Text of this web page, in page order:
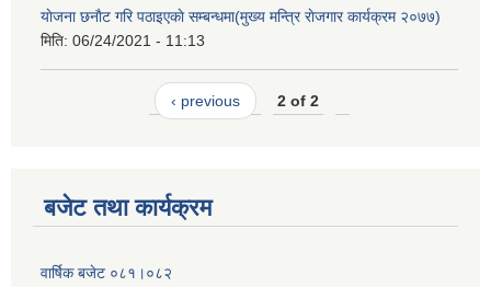
याेजना छनाैट गरि पठाइएकाे सम्बन्धमा(मुख्य मन्त्रि राेजगार कार्यक्रम २०७७)
मिति: 06/24/2021 - 11:13
‹ previous 2 of 2
बजेट तथा कार्यक्रम
वार्षिक बजेट ०८१।०८२